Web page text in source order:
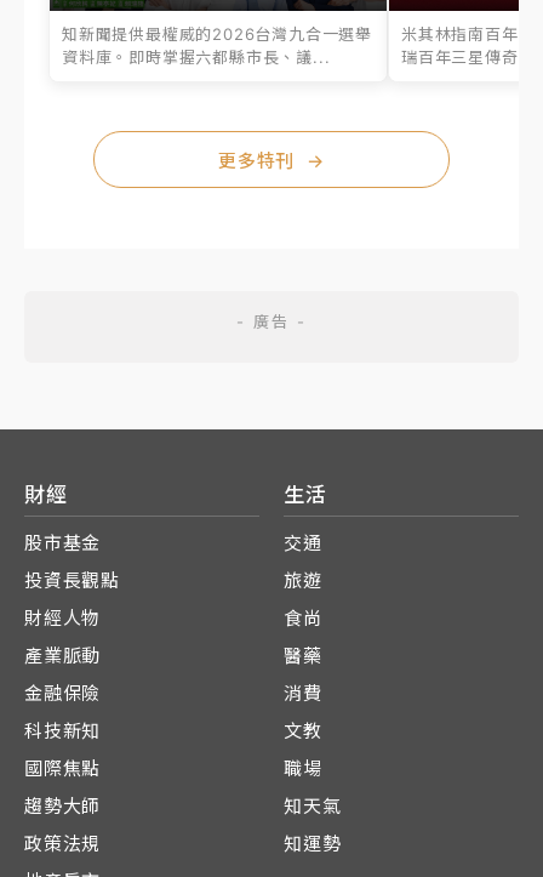
知新聞提供最權威的2026台灣九合一選舉
資料庫。即時掌握六都縣市長、議...
米其林指南百年之
瑞百年三星傳奇、
更多特刊 →
財經
股市基金
投資長觀點
財經人物
產業脈動
金融保險
科技新知
國際焦點
趨勢大師
政策法規
生活
交通
旅遊
食尚
醫藥
消費
文教
職場
知天氣
知運勢